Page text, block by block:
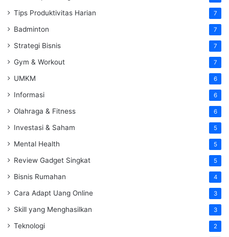
Tips Produktivitas Harian 7
Badminton 7
Strategi Bisnis 7
Gym & Workout 7
UMKM 6
Informasi 6
Olahraga & Fitness 6
Investasi & Saham 5
Mental Health 5
Review Gadget Singkat 5
Bisnis Rumahan 4
Cara Adapt Uang Online 3
Skill yang Menghasilkan 3
Teknologi 2